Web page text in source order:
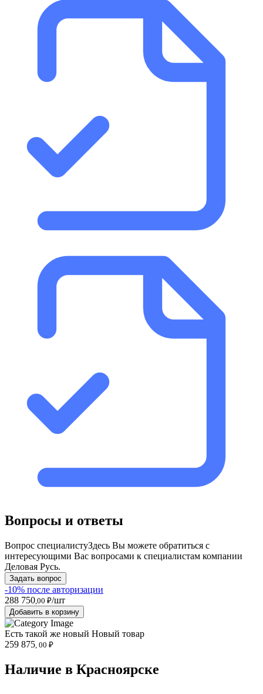
Вопросы и ответы
Вопрос специалистуЗдесь Вы можете обратиться с
интересующими Вас вопросами к специалистам компании
Деловая Русь.
Задать вопрос
-10% после авторизации
288 750,00 ₽/шт
Добавить в корзину
Есть такой же новый Новый товар
259 875, 00 ₽
Наличие в Красноярскe